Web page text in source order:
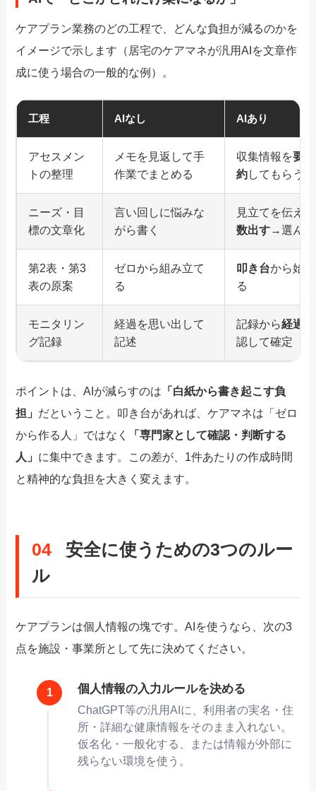
ケアプラン業務のどの工程で、どんな負担が減るのかを
イメージで示します（居宅のケアマネが汎用AIを文章作
成に使う場合の一般的な例）。
工程 AIなし AIあり
アセスメン
トの整理
メモを見返して手
作業でまとめる
収集情報を要
約してもらう
ニーズ・目
標の文章化
言い回しに悩みな
がら書く
見立てを伝えて
数出す→選ん
第2表・第3
表の原案
ゼロから組み立て
る
叩き台から始
る
モニタリン
グ記録
経過を思い出して
記述
記録から経過
認して確定
ポイントは、AIが減らすのは 「白紙から書き起こす負
担」 だということ。叩き台があれば、ケアマネは「ゼロ
から作る人」ではなく
「専門家として確認・判断する
人」 に集中できます。この差が、1件あたりの作成時間
と精神的な負担を大きく変えます。
04
安全に使うための3つのルー
ル
ケアプランは個人情報の塊です。AIを使うなら、次の3
点を施設・事業所として先に決めてください。
個人情報の入力ルールを決める
ChatGPT等の汎用AIに、利用者の実名・住
所・詳細な健康情報をそのまま入れない。
仮名化・一般化する、または情報が外部に
残らない環境を使う。